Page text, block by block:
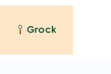
Passer